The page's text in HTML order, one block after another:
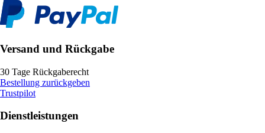
Versand und Rückgabe
30 Tage Rückgaberecht
Bestellung zurückgeben
Trustpilot
Dienstleistungen